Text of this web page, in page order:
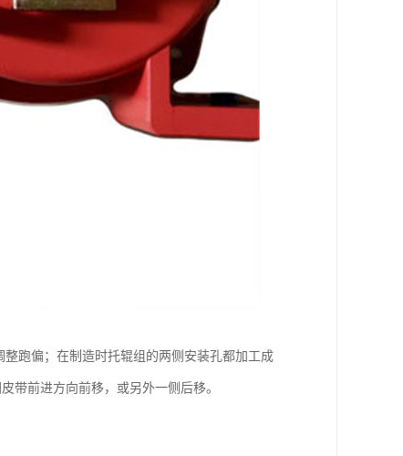
跑偏；在制造时托辊组的两侧安装孔都加工成
带前进方向前移，或另外一侧后移。